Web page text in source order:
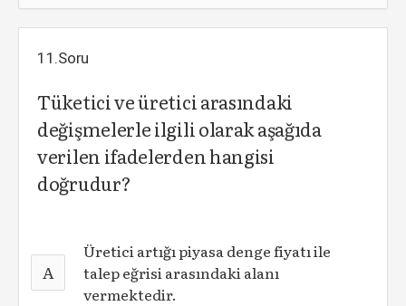
11.Soru
Tüketici ve üretici arasındaki
değişmelerle ilgili olarak aşağıda
verilen ifadelerden hangisi
doğrudur?
A
Üretici artığı piyasa denge fiyatı ile
talep eğrisi arasındaki alanı
vermektedir.